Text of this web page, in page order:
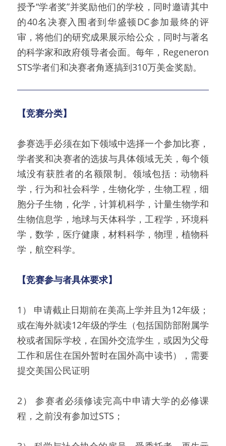
授予“学者奖”并奖励他们的学校，同时邀请其中
的40名决赛入围者到华盛顿DC参加最终的评
审，将他们的研究成果展示给公众，同时与著名
的科学家和政府领导者会面。每年，Regeneron
STS学者们和决赛者角逐搞到310万美金奖励。
【竞赛分类】
参赛选手必须在如下领域中选择一个参加比赛，
学者奖和决赛者的选拔与具体领域无关，每个领
域没有获胜者的名额限制。领域包括：动物科
学，行为和社会科学，生物化学，生物工程，细
胞分子生物，化学，计算机科学，计量生物学和
生物信息学，地球与天体科学，工程学，环境科
学，数学，医疗健康，材料科学，物理，植物科
学，航空科学。
【竞赛参与者具体要求】
1） 申请截止日期前在美高上学并且为12年级；
或在海外就读12年级的学生（包括国防部附属学
校或者国际学校，在国外交流学生，或因为父母
工作和居住在国外暂时在国外高中读书），需要
提交美国公民证明
2） 参赛者必须修读完高中申请大学的必修课
程，之前没有参加过STS；